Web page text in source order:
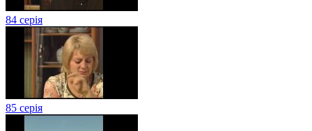
84 серія
85 серія